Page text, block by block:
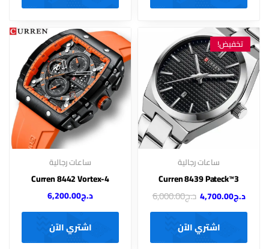
تخفيض!
ساعات رجالية
Curren 8439 Pateck™3
د.ج4,700.00 د.ج6,000.00
اشتري الآن
ساعات رجالية
Curren 8442 Vortex-4
د.ج6,200.00
اشتري الآن